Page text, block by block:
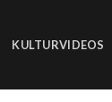
KULTURVIDEOS